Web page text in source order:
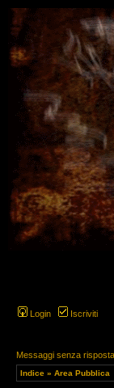
Login Iscriviti
Messaggi senza risposta
Indice » Area Pubblica